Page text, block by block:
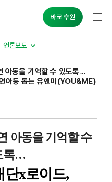
바로 후원
언론보도
아동을 기억할 수 있도록…
아동 돕는 유앤미(YOU&ME)
아동을 기억할 수
록…
단x로이드,